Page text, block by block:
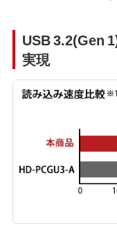
USB 3.2(Gen
実現